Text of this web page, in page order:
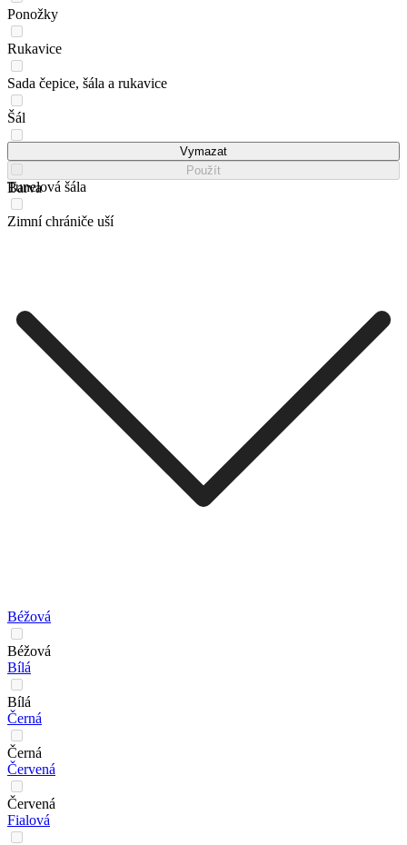
Ponožky
Rukavice
Sada čepice, šála a rukavice
Šál
Tunelová šála
Zimní chrániče uší
Vymazat
Použít
Barva
Béžová
Béžová
Bílá
Bílá
Černá
Černá
Červená
Červená
Fialová